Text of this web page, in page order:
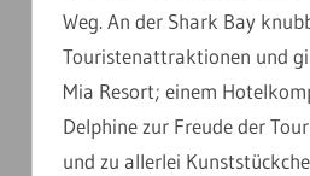
Weg. An der Shark Bay
Touristenattraktionen und
Mia Resort; einem
Delphine zur Freude der
und zu allerlei